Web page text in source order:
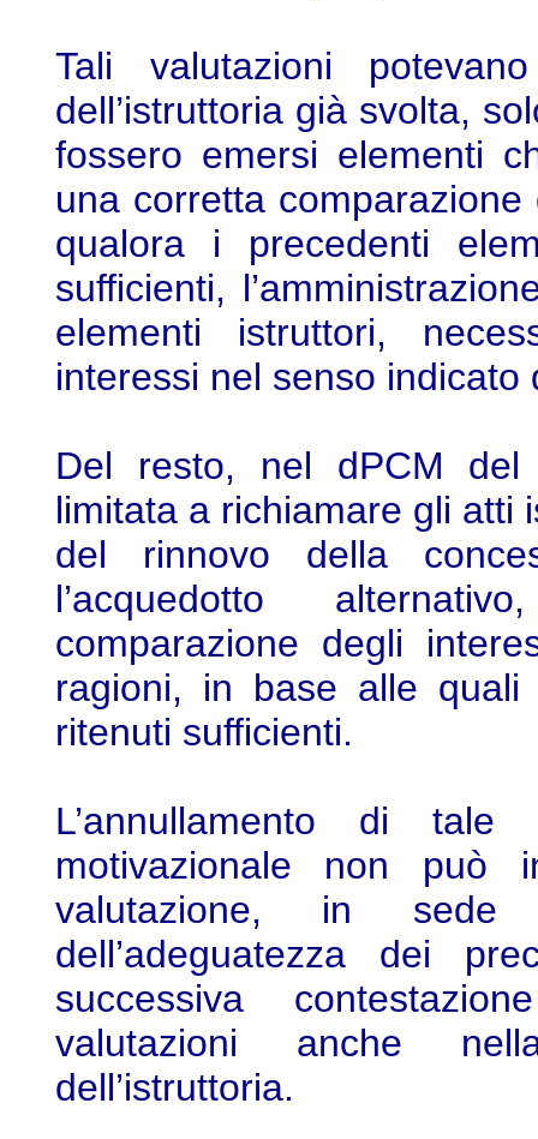
Tali valutazioni
dell’istruttoria già svolta,
fossero emersi elementi
una corretta
qualora i precedenti
sufficienti,
elementi istruttori,
interessi nel senso indicato
Del resto, nel dPCM del
limitata a richiamare gli atti
del rinnovo della
l’acquedotto
comparazione degli
ragioni, in base alle
ritenuti sufficienti.
L’annullamento di tale
motivazionale non può
valutazione, in
dell’adeguatezza dei
successiva
valutazioni anche
dell’istruttoria.